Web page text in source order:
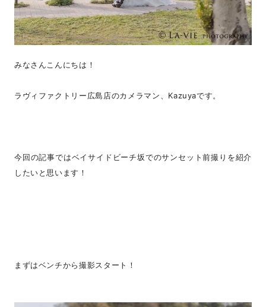
みなさんこんにちは！
ラヴィファクトリー広島店のカメラマン、Kazuyaです。
今回の記事ではベイサイドビーチ坂でのサンセット前撮りを紹介
したいと思います！
まずはベンチから撮影スタート！